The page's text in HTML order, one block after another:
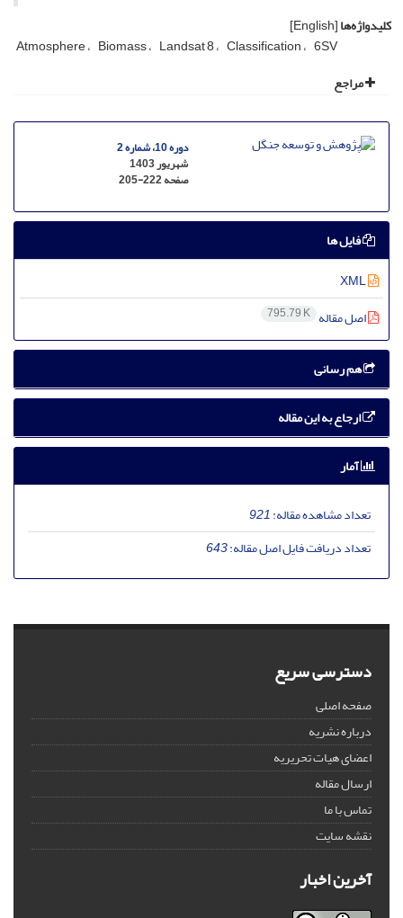
کلیدواژه‌ها[English]
Atmosphere Biomass Landsat 8 Classification 6SV
مراجع
دوره 10، شماره 2
شهریور 1403
صفحه205-222
فایل ها
اصل مقاله 795.79 K
هم رسانی
ارجاع به این مقاله
آمار
تعداد مشاهده مقاله:921
تعداد دریافت فایل اصل مقاله:643
دسترسی سریع
صفحه اصلی
درباره نشریه
اعضای هیات تحریریه
ارسال مقاله
تماس با ما
نقشه سایت
آخرین اخبار